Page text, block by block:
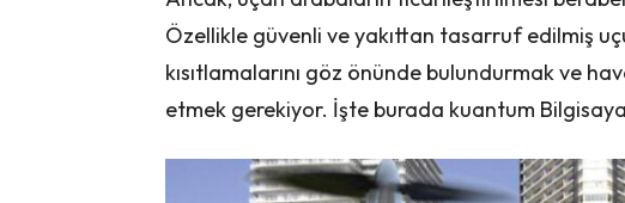
Özellikle güvenli ve yakıttan tasarruf edilmiş
kısıtlamalarını göz önünde bulundurmak ve
etmek gerekiyor. İşte burada kuantum